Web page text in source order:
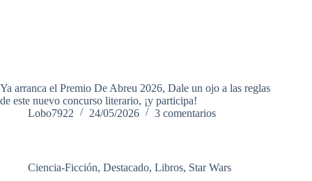
Ya arranca el Premio De Abreu 2026, Dale un ojo a las reglas
de este nuevo concurso literario, ¡y participa!
Lobo7922
24/05/2026 3 comentarios
Ciencia-Ficción, Destacado, Libros, Star Wars